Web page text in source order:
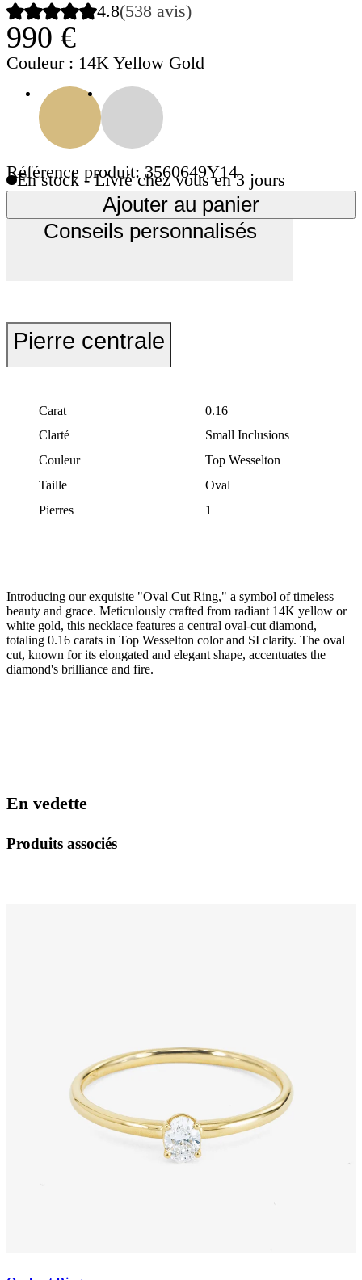
4.8(538 avis)
990 €
Couleur : 14K Yellow Gold
Référence produit: 3560649Y14
En stock - Livré chez vous en 3 jours
Ajouter au panier
Conseils personnalisés
Pierre centrale
Carat
0.16
Clarté
Small Inclusions
Couleur
Top Wesselton
Taille
Oval
Pierres
1
Introducing our exquisite "Oval Cut Ring," a symbol of timeless
beauty and grace. Meticulously crafted from radiant 14K yellow or
white gold, this necklace features a central oval-cut diamond,
totaling 0.16 carats in Top Wesselton color and SI clarity. The oval
cut, known for its elongated and elegant shape, accentuates the
diamond's brilliance and fire.
En vedette
Produits associés